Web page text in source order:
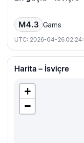
M4.3 Gams
UTC: 2026-04-26
Harita – İsviçre
+
−